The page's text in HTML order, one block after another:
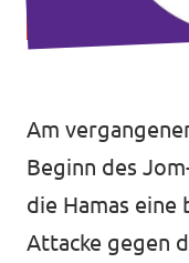
Hochspannung
Jobs bei Volt
Am
Beginn des
die Hamas eine
Attacke gegen